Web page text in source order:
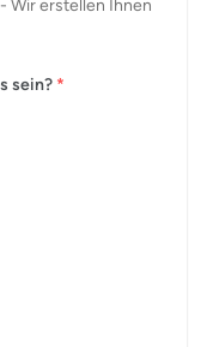
Wir erstellen Ihnen
sein? *